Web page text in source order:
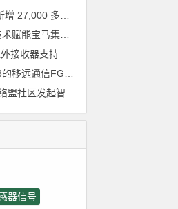
恩智浦Trimension超宽带技术赋能宝马集团Digital Key Plus及生命体存在检测功能
Vishay TSOP15300系列红外接收器支持所有主流遥控代码